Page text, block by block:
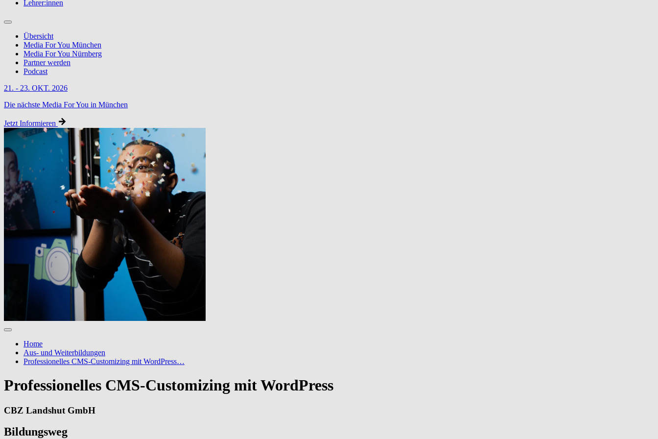
Lehrer:innen
Übersicht
Media For You München
Media For You Nürnberg
Partner werden
Podcast
21. - 23. OKT. 2026
Die nächste Media For You in München
Jetzt Informieren
Home
Aus- und Weiterbildungen
Professionelles CMS-Customizing mit WordPress…
Professionelles CMS-Customizing mit WordPress
CBZ Landshut GmbH
Bildungsweg